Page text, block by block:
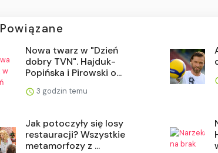
Powiązane
Nowa twarz w "Dzień
dobry TVN". Hajduk-
Popińska i Pirowski o...
3 godzin temu
Jak potoczyły się losy
restauracji? Wszystkie
metamorfozy z ...